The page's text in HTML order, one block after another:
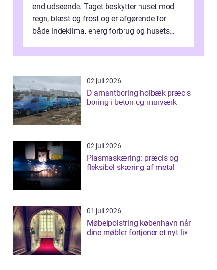
end udseende. Taget beskytter huset mod
regn, blæst og frost og er afgørende for
både indeklima, energiforbrug og husets
02 juli 2026
Diamantboring holbæk præcis
boring i beton og murværk
02 juli 2026
Plasmaskæring: præcis og
fleksibel skæring af metal
01 juli 2026
Møbelpolstring københavn når
dine møbler fortjener et nyt liv